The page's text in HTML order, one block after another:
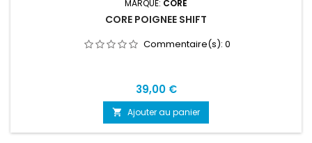
MARQUE: CORE
CORE POIGNEE SHIFT
Commentaire(s): 0
Prix
39,00 €
 Ajouter au panier